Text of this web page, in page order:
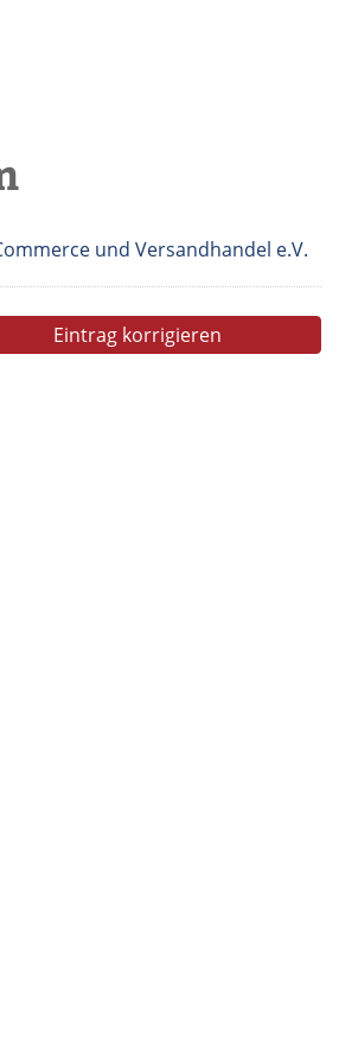
und Versandhandel e.V.
Eintrag korrigieren